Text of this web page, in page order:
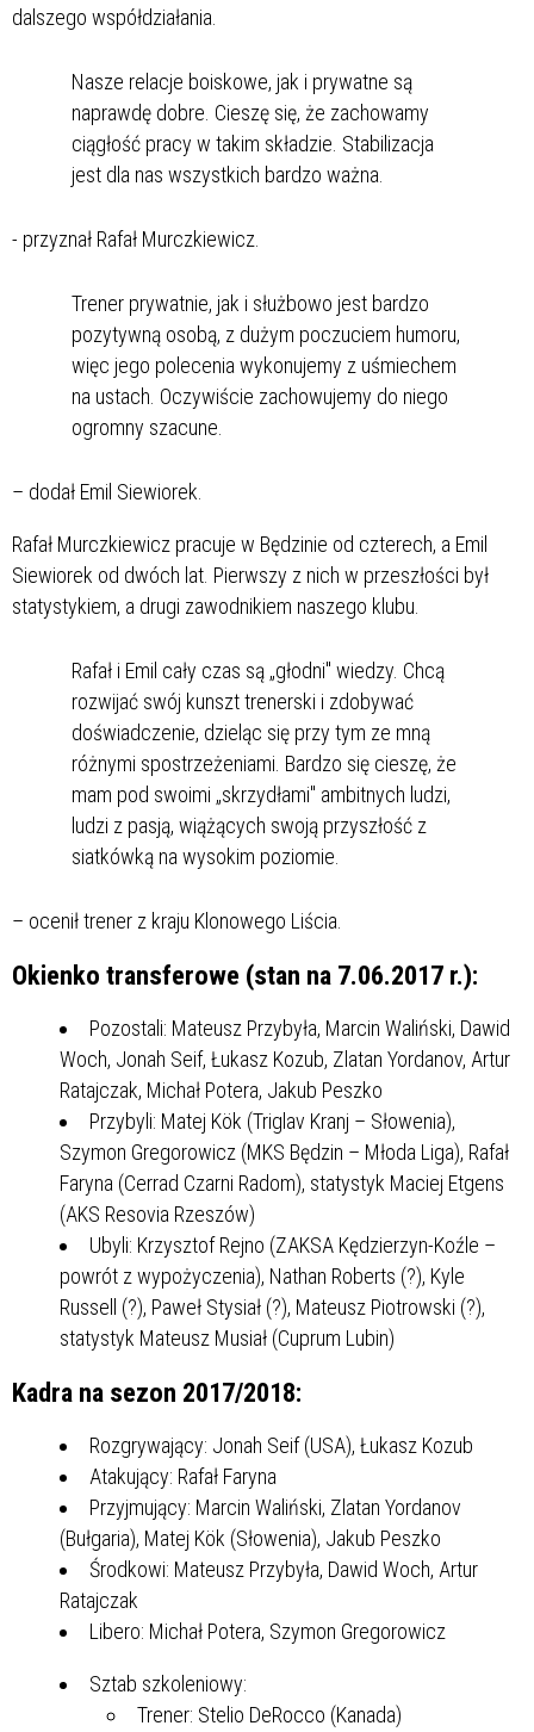
dalszego współdziałania.
Nasze relacje boiskowe, jak i prywatne są
naprawdę dobre. Cieszę się, że zachowamy
ciągłość pracy w takim składzie. Stabilizacja
jest dla nas wszystkich bardzo ważna.
- przyznał Rafał Murczkiewicz.
Trener prywatnie, jak i służbowo jest bardzo
pozytywną osobą, z dużym poczuciem humoru,
więc jego polecenia wykonujemy z uśmiechem
na ustach. Oczywiście zachowujemy do niego
ogromny szacune.
– dodał Emil Siewiorek.
Rafał Murczkiewicz pracuje w Będzinie od czterech, a Emil
Siewiorek od dwóch lat. Pierwszy z nich w przeszłości był
statystykiem, a drugi zawodnikiem naszego klubu.
Rafał i Emil cały czas są „głodni" wiedzy. Chcą
rozwijać swój kunszt trenerski i zdobywać
doświadczenie, dzieląc się przy tym ze mną
różnymi spostrzeżeniami. Bardzo się cieszę, że
mam pod swoimi „skrzydłami" ambitnych ludzi,
ludzi z pasją, wiążących swoją przyszłość z
siatkówką na wysokim poziomie.
– ocenił trener z kraju Klonowego Liścia.
Okienko transferowe (stan na 7.06.2017 r.):
Pozostali: Mateusz Przybyła, Marcin Waliński, Dawid
Woch, Jonah Seif, Łukasz Kozub, Zlatan Yordanov, Artur
Ratajczak, Michał Potera, Jakub Peszko
Przybyli: Matej Kök (Triglav Kranj – Słowenia),
Szymon Gregorowicz (MKS Będzin – Młoda Liga), Rafał
Faryna (Cerrad Czarni Radom), statystyk Maciej Etgens
(AKS Resovia Rzeszów)
Ubyli: Krzysztof Rejno (ZAKSA Kędzierzyn-Koźle –
powrót z wypożyczenia), Nathan Roberts (?), Kyle
Russell (?), Paweł Stysiał (?), Mateusz Piotrowski (?),
statystyk Mateusz Musiał (Cuprum Lubin)
Kadra na sezon 2017/2018:
Rozgrywający: Jonah Seif (USA), Łukasz Kozub
Atakujący: Rafał Faryna
Przyjmujący: Marcin Waliński, Zlatan Yordanov
(Bułgaria), Matej Kök (Słowenia), Jakub Peszko
Środkowi: Mateusz Przybyła, Dawid Woch, Artur
Ratajczak
Libero: Michał Potera, Szymon Gregorowicz
Sztab szkoleniowy:
Trener: Stelio DeRocco (Kanada)